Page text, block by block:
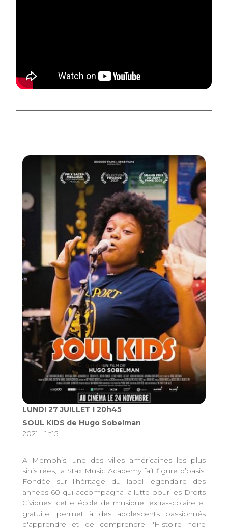
LUNDI 27 JUILLET I 20h45
SOUL KIDS de Hugo Sobelman
2021 - 1h15
A Memphis, une des villes américaines les plus
sinistrées, la Stax Music Academy fait figure d’oasis.
Fondée sur l'héritage du label légendaire des
années 60 qui accompagna la lutte pour les Droits
Civiques, cette école de musique, extra-scolaire et
gratuite, permet à des adolescents passionnés
d'apprendre et de comprendre l'Histoire noire